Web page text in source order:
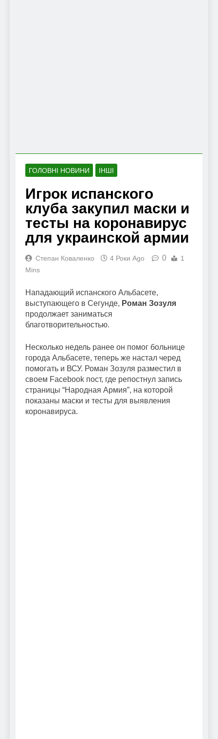
ГОЛОВНІ НОВИНИ ІНШІ
Игрок испанского
клуба закупил маски и
тесты на коронавирус
для украинской армии
Степан Коваленко 4 Роки Ago 0
1
Mins
Нападающий испанского Альбасете,
выступающего в Сегунде, Роман Зозуля
продолжает заниматься
благотворительностью.
Несколько недель ранее он помог больнице
города Альбасете, теперь же настал черед
помогать и ВСУ. Роман Зозуля разместил в
своем Facebook пост, где репостнул запись
страницы “Народная Армия”, на которой
показаны маски и тесты для выявления
коронавируса.